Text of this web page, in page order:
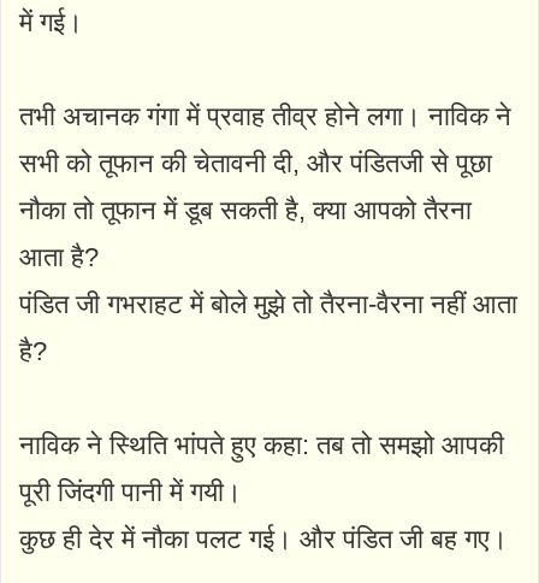
में गई।
तभी अचानक गंगा में प्रवाह तीव्र होने लगा। नाविक ने
सभी को तूफान की चेतावनी दी, और पंडितजी से पूछा
नौका तो तूफान में डूब सकती है, क्या आपको तैरना
आता है?
पंडित जी गभराहट में बोले मुझे तो तैरना-वैरना नहीं आता
है?
नाविक ने स्थिति भांपते हुए कहा: तब तो समझो आपकी
पूरी जिंदगी पानी में गयी।
कुछ ही देर में नौका पलट गई। और पंडित जी बह गए।